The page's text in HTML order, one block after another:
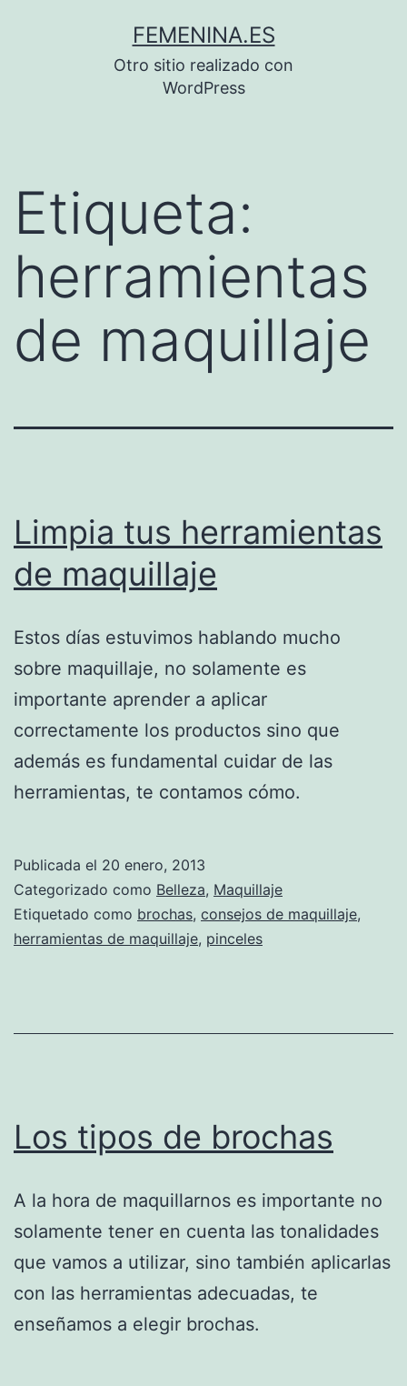
FEMENINA.ES
Otro sitio realizado con
WordPress
Etiqueta:
herramientas
de maquillaje
Limpia tus herramientas
de maquillaje
Estos días estuvimos hablando mucho
sobre maquillaje, no solamente es
importante aprender a aplicar
correctamente los productos sino que
además es fundamental cuidar de las
herramientas, te contamos cómo.
Publicada el 20 enero, 2013
Categorizado como Belleza, Maquillaje
Etiquetado como brochas, consejos de maquillaje,
herramientas de maquillaje, pinceles
Los tipos de brochas
A la hora de maquillarnos es importante no
solamente tener en cuenta las tonalidades
que vamos a utilizar, sino también aplicarlas
con las herramientas adecuadas, te
enseñamos a elegir brochas.